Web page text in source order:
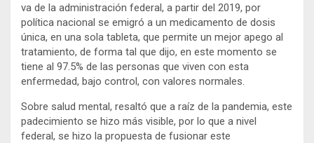
va de la administración federal, a partir del 2019, por
política nacional se emigró a un medicamento de dosis
única, en una sola tableta, que permite un mejor apego al
tratamiento, de forma tal que dijo, en este momento se
tiene al 97.5% de las personas que viven con esta
enfermedad, bajo control, con valores normales.
Sobre salud mental, resaltó que a raíz de la pandemia, este
padecimiento se hizo más visible, por lo que a nivel
federal, se hizo la propuesta de fusionar este